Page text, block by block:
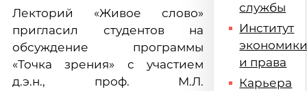
Лекторий «Живое слово»
пригласил студентов на
обсуждение программы
«Точка зрения» с участием
д.э.н., проф. М.Л.
службы
Институт
и права
Карьера